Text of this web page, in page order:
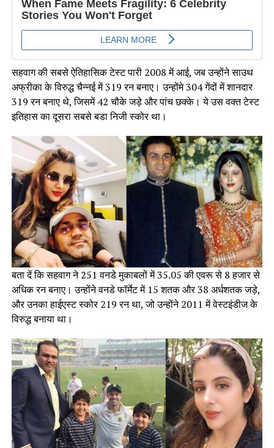
सहवाग की सबसे ऐतिहासिक टेस्ट पारी 2008 में आई, जब उन्होंने साउथ
अफ्रीका के विरुद्ध चैन्नई में 319 रन बनाए। उन्होंमे 304 गेंदों में शानदार
319 रन बनाए थे, जिसमें 42 चौके जड़े और पांच छक्के। ये उस वक्त टेस्ट
इतिहास का दूसरा सबसे बडा निजी स्कोर था।
बता दें कि सहवाग ने 251 वनडे मुकाबलों में 35.05 की एवरू से 8 हजार से
अधिक रन बनाए। उन्होंने वनडे फॉर्मेट में 15 शतक और 38 अर्धशतक जड़े,
और उनका हाईएस्ट स्कोर 219 रन था, जो उन्होंने 2011 में वेस्टइंडीज के
विरुद्ध बनाया था।